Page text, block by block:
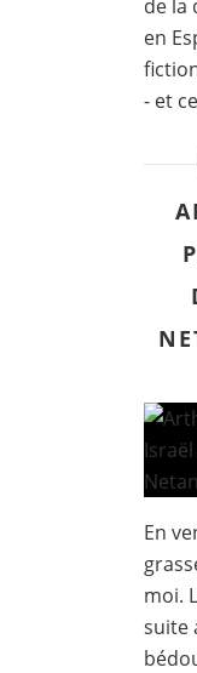
de la
en
- et
En
moi.
suite